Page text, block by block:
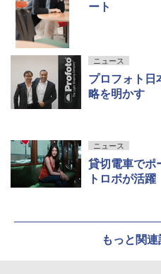
ート
ニュース
プロフォト日
略を明かす
ニュース
貸切電車で
トロボが活躍
もっと関